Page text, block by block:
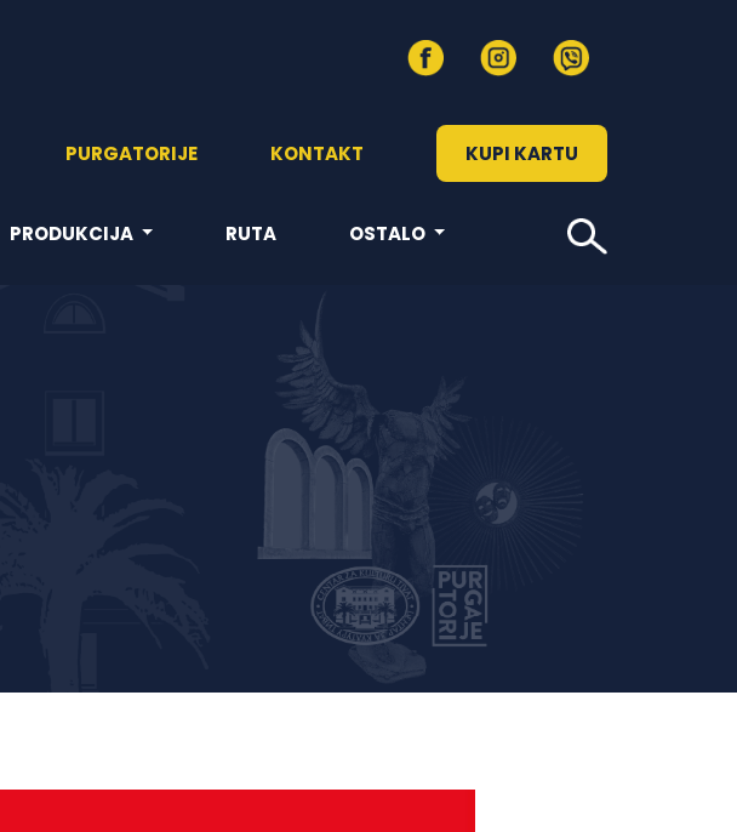
PURGATORIJE KONTAKT KUPI KARTU
PRODUKCIJA RUTA OSTALO